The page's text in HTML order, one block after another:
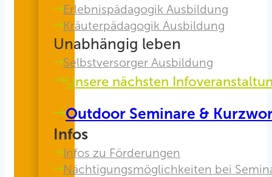
Erlebnispädagogik Ausbildung
Kräuterpädagogik Ausbildung
Unabhängig leben
Selbstversorger Ausbildung
Unsere nächsten
Outdoor Seminare &
Infos
Infos zu Förderungen
Nächtigungsmöglichkeiten bei